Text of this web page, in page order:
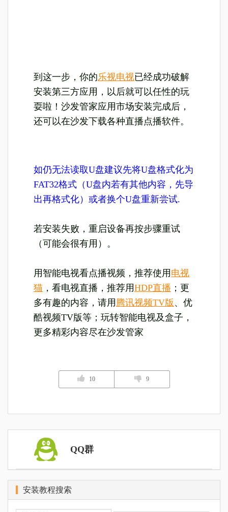
到这一步，你的乐视电视已经成功破解
安装第三方应用，以后就可以任性的玩
耍啦！沙发管家应用市场安装完成后，
还可以在沙发下载各种直播点播软件。
如仍无法读取U盘建议先将U盘格式化为
FAT32格式（U盘内若有其他内容，先导
出再格式化）或者换个U盘重新尝试.
若安装失败，重启设备再按步骤重试
（可能会很有用）。
用智能电视看点播视频，推荐使用 电视
猫 ，看电视直播，推荐用HDP直播 ；更
多有趣的内容，请用 腾讯视频TV版 、优
酷视频TV版等；玩转智能电视及盒子，
更多精彩内容尽在沙发管家
10 9
QQ群
安装教程搜索